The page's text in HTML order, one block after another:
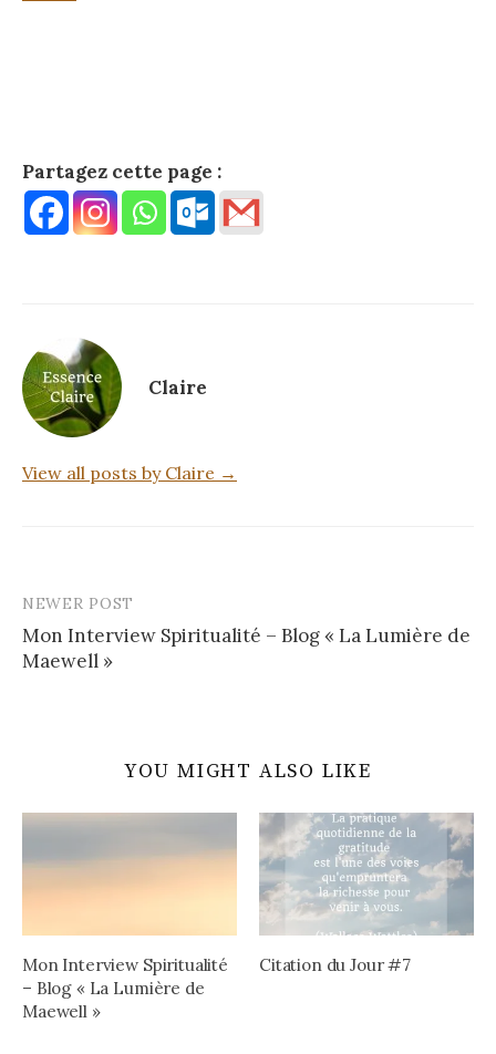
Partagez cette page :
Claire
View all posts by Claire →
Post
navigation
NEWER POST
Mon Interview Spiritualité – Blog « La Lumière de
Maewell »
YOU MIGHT ALSO LIKE
Mon Interview Spiritualité
– Blog « La Lumière de
Maewell »
Citation du Jour #7